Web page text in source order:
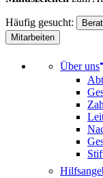
Häufig gesucht:
Mitarbeiten
Über uns